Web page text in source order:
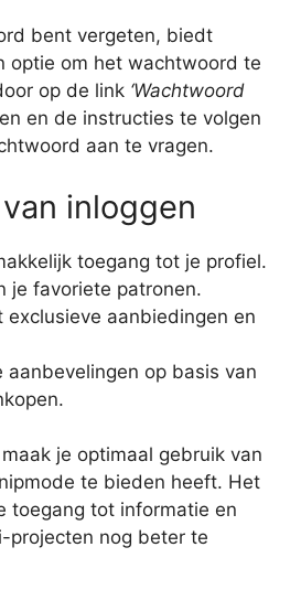
bent vergeten, biedt
optie om het wachtwoord te
op de link ‘Wachtwoord
en de instructies te volgen
aan te vragen.
inloggen
toegang tot je profiel.
je favoriete patronen.
exclusieve aanbiedingen en
aanbevelingen op basis van
je optimaal gebruik van
te bieden heeft. Het
toegang tot informatie en
projecten nog beter te